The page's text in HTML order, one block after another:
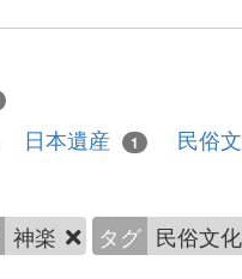
日本遺産 1 民俗
神楽 タグ 民俗文